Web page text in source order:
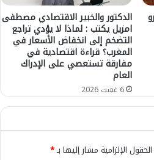
الدكتور والخبير الاقتصادي مصطفى
امزيل يكتب : لماذا لا يؤدي تراجع
التضخم إلى انخفاض الأسعار في
المغرب؟ قراءة اقتصادية في
مفارقة تستعصي على الإدراك
العام
6 غشت 2026
الحقول الإلزامية مشار إليها بـ*